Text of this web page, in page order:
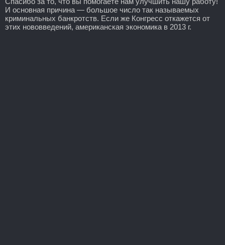
И основная причина — большое число так называемых
криминальных банкротств. Если же Конгресс откажется от
этих нововведений, американская экономика в 2013 г.